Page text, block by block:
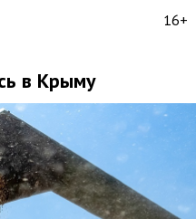
16+
в Крыму